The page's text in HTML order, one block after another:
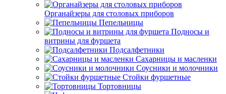
Органайзеры для столовых приборов
Пепельницы
Подносы и
витрины для фуршета
Подсалфетники
Сахарницы и масленки
Соусники и молочники
Стойки фуршетные
Тортовницы